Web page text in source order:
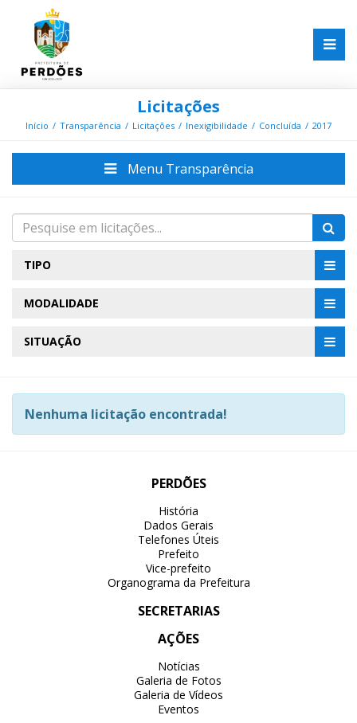
Licitações
Início Transparência Licitações Inexigibilidade Concluída 2017
Menu Transparência
TIPO
MODALIDADE
SITUAÇÃO
Nenhuma licitação encontrada!
PERDÕES
História
Dados Gerais
Telefones Úteis
Prefeito
Vice-prefeito
Organograma da Prefeitura
SECRETARIAS
AÇÕES
Notícias
Galeria de Fotos
Galeria de Vídeos
Eventos